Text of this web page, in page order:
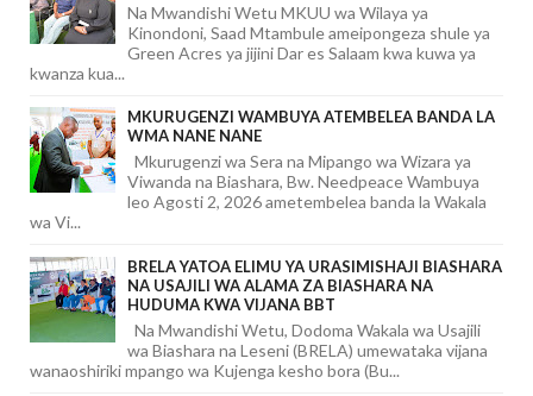
Na Mwandishi Wetu MKUU wa Wilaya ya
Kinondoni, Saad Mtambule ameipongeza shule ya
Green Acres ya jijini Dar es Salaam kwa kuwa ya
kwanza kua...
MKURUGENZI WAMBUYA ATEMBELEA BANDA LA
WMA NANE NANE
Mkurugenzi wa Sera na Mipango wa Wizara ya
Viwanda na Biashara, Bw. Needpeace Wambuya
leo Agosti 2, 2026 ametembelea banda la Wakala
wa Vi...
BRELA YATOA ELIMU YA URASIMISHAJI BIASHARA
NA USAJILI WA ALAMA ZA BIASHARA NA
HUDUMA KWA VIJANA BBT
Na Mwandishi Wetu, Dodoma Wakala wa Usajili
wa Biashara na Leseni (BRELA) umewataka vijana
wanaoshiriki mpango wa Kujenga kesho bora (Bu...